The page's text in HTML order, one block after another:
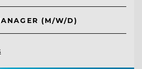
(M/W/D)